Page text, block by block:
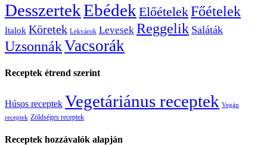
DesszertekEbédek ElőételekFőételek
Italok Köretek Lekvárok Levesek Reggelik Saláták
UzsonnákVacsorák
Receptek étrend szerint
Húsos receptek Vegetáriánus receptek Vegán
receptek Zöldséges receptek
Receptek hozzávalók alapján